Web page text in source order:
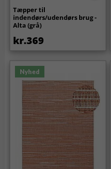
Tæpper til
indendørs/udendørs brug -
Alta (grå)
kr.369
Nyhed